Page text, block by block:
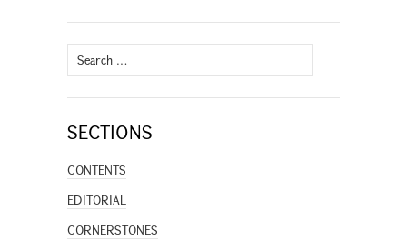
Search
for:
SECTIONS
CONTENTS
EDITORIAL
CORNERSTONES